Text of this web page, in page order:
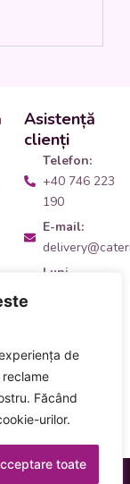
de
Făcând
urilor.
toate
Asistență
clienți
Telefon:
+40 746 223
190
E-mail:
Luni -
Adresă:
găsești
Cookies